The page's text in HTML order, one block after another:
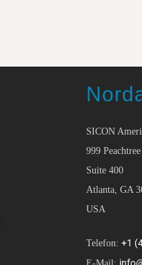
SICON
999
Suite 400
Atlanta, GA
USA
Telefon: +1